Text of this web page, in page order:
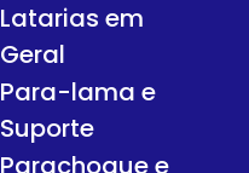
Latarias em
Geral
Para-lama e
Suporte
Parachoque e